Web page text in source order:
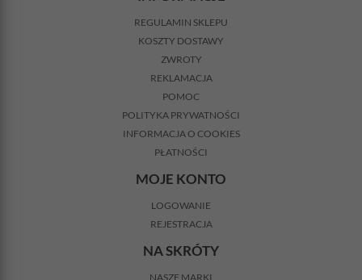
REGULAMIN SKLEPU
KOSZTY DOSTAWY
ZWROTY
REKLAMACJA
POMOC
POLITYKA PRYWATNOŚCI
INFORMACJA O COOKIES
PŁATNOŚCI
MOJE KONTO
LOGOWANIE
REJESTRACJA
NA SKRÓTY
NASZE MARKI